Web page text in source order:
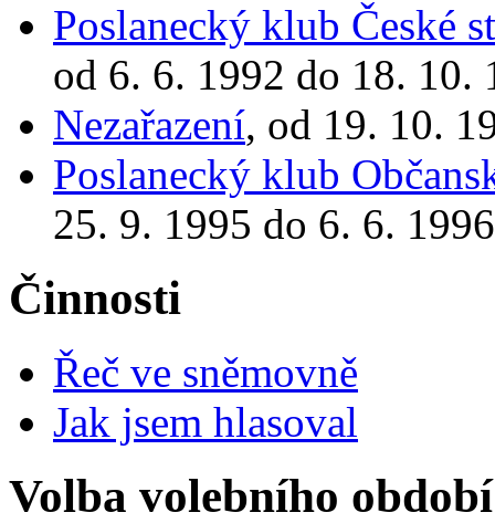
Poslanecký klub České
od 6. 6. 1992 do 18. 10.
Nezařazení, od 19. 10.
Poslanecký klub
25. 9. 1995 do 6. 6. 1996
Činnosti
Řeč ve sněmovně
Jak jsem hlasoval
Volba volebního období